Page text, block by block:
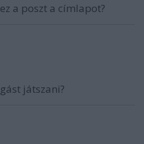
a poszt a címlapot?
játszani?